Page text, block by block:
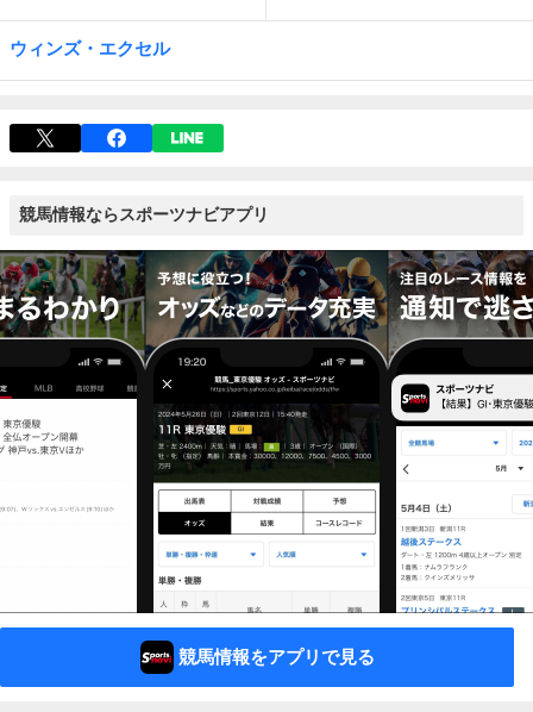
ウィンズ・エクセル
競馬情報ならスポーツナビアプリ
競馬情報をアプリで見る